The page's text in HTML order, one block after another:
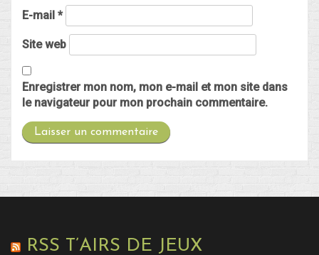
E-mail *
Site web
Enregistrer mon nom, mon e-mail et mon site dans
le navigateur pour mon prochain commentaire.
RSS T’AIRS DE JEUX